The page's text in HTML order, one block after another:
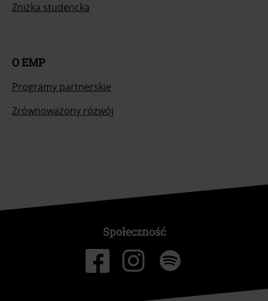
Zniżka studencka
O EMP
Programy partnerskie
Zrównoważony rózwój
Społeczność